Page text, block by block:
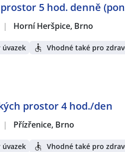
5 hod. denně
| Horní Heršpice, Brno
úvazek Vhodné také pro
prostor 4 hod./den
| Přízřenice, Brno
úvazek Vhodné také pro